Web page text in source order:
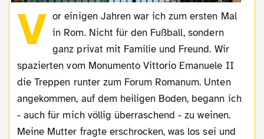
V or einigen Jahren war ich zum ersten Mal
in Rom. Nicht für den Fußball, sondern
ganz privat mit Familie und Freund. Wir
spazierten vom Monumento Vittorio Emanuele II
die Treppen runter zum Forum Romanum. Unten
angekommen, auf dem heiligen Boden, begann ich
- auch für mich völlig überraschend - zu weinen.
Meine Mutter fragte erschrocken, was los sei und